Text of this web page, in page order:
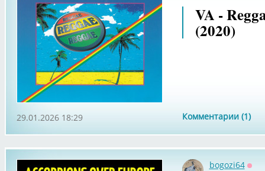
VA -
(2020)
Комментарии (1)
29.01.2026 18:29
bogozi64